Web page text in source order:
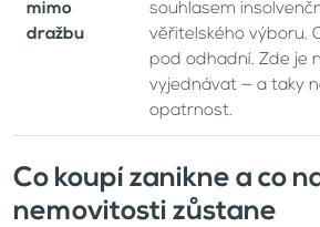
mimo
dražbu
souhlasem
věřitelského výboru.
pod odhadní. Zde je
vyjednávat — a taky
opatrnost.
Co koupí zanikne a co
nemovitosti zůstane